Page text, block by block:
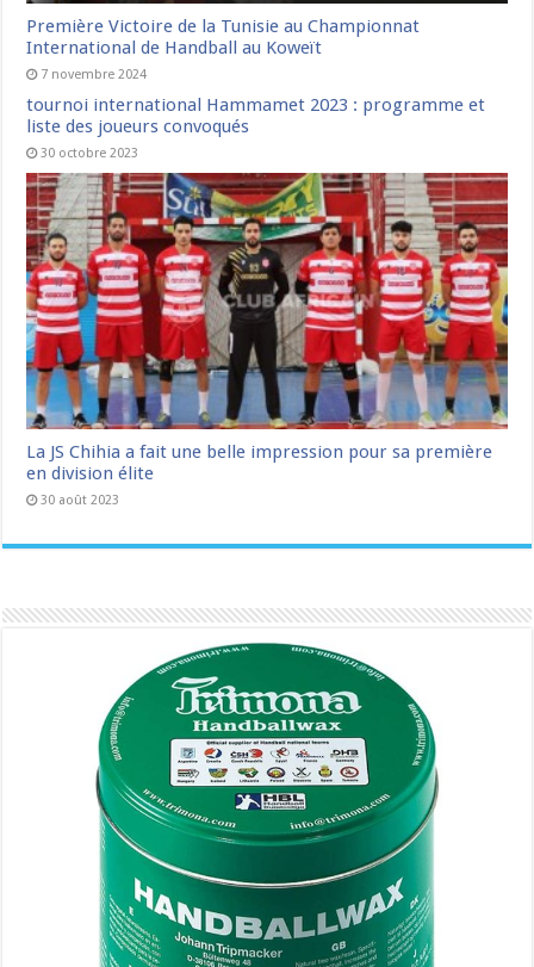
Première Victoire de la Tunisie au Championnat
International de Handball au Koweït
7 novembre 2024
tournoi international Hammamet 2023 : programme et
liste des joueurs convoqués
30 octobre 2023
La JS Chihia a fait une belle impression pour sa première
en division élite
30 août 2023